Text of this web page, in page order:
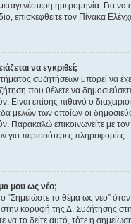
ημερομηνία. Για
επισκεφθείτε τον Πίνακα
να εγκριθεί;
συζητήσεων μπορεί να
που θέλετε να
Είναι επίσης πιθανό ο
μελών των οποίων οι
Παρακαλώ επικοινωνείτε με τον
για περισσότερες πληροφορίες.
μου ως νέο;
το θέμα ως νέο” όταν
στην κορυφή της Δ. Συζήτησης
να το δείτε αυτό, τότε η